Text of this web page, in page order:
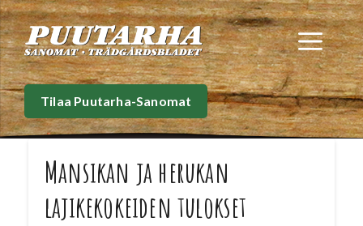
Siirry
sisältöön
Tilaa Puutarha-Sanomat
Mansikan ja herukan
lajikekokeiden tulokset